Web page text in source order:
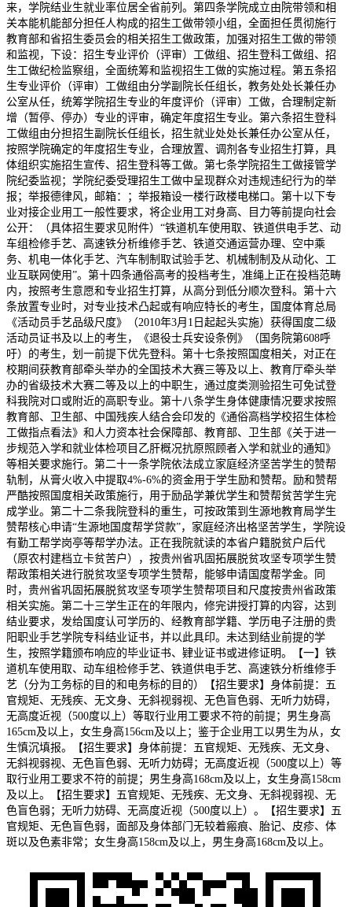
来，学院结业生就业率位居全省前列。第四条学院成立由院带领和相
关本能机能部分担任人构成的招生工做带领小组，全面担任贯彻施行
教育部和省招生委员会的相关招生工做政策，加强对招生工做的带领
和监视，下设：招生专业评价（评审）工做组、招生登科工做组、招
生工做纪检监察组，全面统筹和监视招生工做的实施过程。第五条招
生专业评价（评审）工做组由分学副院长任组长，教务处处长兼任办
公室从任，统筹学院招生专业的年度评价（评审）工做，合理制定新
增（暂停、停办）专业的评审，确定年度招生专业。第六条招生登科
工做组由分担招生副院长任组长，招生就业处处长兼任办公室从任，
按照学院确定的年度招生专业，合理放置、调剂各专业招生打算，具
体组织实施招生宣传、招生登科等工做。第七条学院招生工做接管学
院纪委监视；学院纪委受理招生工做中呈现群众对违规违纪行为的举
报；举报德律风，邮箱：；举报箱设一楼行政楼电梯口。第十以下专
业对接企业用工一般性要求，将企业用工对身高、目力等前提向社会
公开：（具体招生要求见附件）“铁道机车使用取、铁道供电手艺、动
车组检修手艺、高速铁分析维修手艺、铁道交通运营办理、空中乘
务、机电一体化手艺、汽车制制取试验手艺、机械制制及从动化、工
业互联网使用”。第十四条通俗高考的投档考生，准绳上正在投档范畴
内，按照考生意愿和专业招生打算，从高分到低分顺次登科。第十六
条放置专业时，对专业技术凸起或有响应特长的考生，国度体育总局
《活动员手艺品级尺度》（2010年3月1日起起头实施）获得国度二级
活动员证书及以上的考生，《退役士兵安设条例》（国务院第608呼
吁）的考生，划一前提下优先登科。第十七条按照国度相关，对正在
校期间获教育部牵头举办的全国技术大赛三等及以上、教育厅牵头举
办的省级技术大赛二等及以上的中职生，通过度类测验招生可免试登
科我院对口或附近的高职专业。第十八条学生身体健康情况要求按照
教育部、卫生部、中国残疾人结合会印发的《通俗高档学校招生体检
工做指点看法》和人力资本社会保障部、教育部、卫生部《关于进一
步规范入学和就业体检项目乙肝概况抗原照顾者入学和就业的通知》
等相关要求施行。第二十一条学院依法成立家庭经济坚苦学生的赞帮
轨制，从膏火收入中提取4%-6%的资金用于学生励和赞帮。励和赞帮
严酷按照国度相关政策施行，用于励品学兼优学生和赞帮贫苦学生完
成学业。第二十二条我院登科的重生，可按政策到生源地教育局学生
赞帮核心申请“生源地国度帮学贷款”，家庭经济出格坚苦学生，学院设
有勤工帮学岗亭等帮学办法。正在我院就读的本省户籍脱贫户后代
（原农村建档立卡贫苦户），按贵州省巩固拓展脱贫攻坚专项学生赞
帮政策相关进行脱贫攻坚专项学生赞帮，能够申请国度帮学金。同
时，贵州省巩固拓展脱贫攻坚专项学生赞帮项目和尺度按贵州省政策
相关实施。第二十三学生正在的年限内，修完讲授打算的内容，达到
结业要求，发给国度认可学历的、经教育部学籍、学历电子注册的贵
阳职业手艺学院专科结业证书，并以此具印。未达到结业前提的学
生，按照学籍颁布响应的毕业证书、肄业证书或进修证明。【一】铁
道机车使用取、动车组检修手艺、铁道供电手艺、高速铁分析维修手
艺（分为工务标的目的和电务标的目的）【招生要求】身体前提：五
官规矩、无残疾、无文身、无斜视弱视、无色盲色弱、无听力妨碍，
无高度近视（500度以上）等取行业用工要求不符的前提；男生身高
165cm及以上，女生身高156cm及以上；鉴于企业用工以男生为从，女
生慎沉填报。【招生要求】身体前提：五官规矩、无残疾、无文身、
无斜视弱视、无色盲色弱、无听力妨碍；无高度近视（500度以上）等
取行业用工要求不符的前提；男生身高168cm及以上，女生身高158cm
及以上。【招生要求】五官规矩、无残疾、无文身、无斜视弱视、无
色盲色弱；无听力妨碍、无高度近视（500度以上）。【招生要求】五
官规矩、无色盲色弱，面部及身体部门无较着瘢痕、胎记、皮疹、体
斑以及色素非常；女生身高158cm及以上，男生身高168cm及以上。